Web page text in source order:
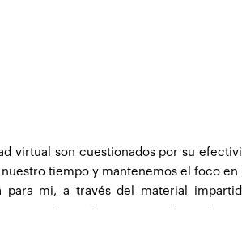
coordinador académico
motivación fue muy valiosa en
y redunda en grandes beneficios."
virtual son cuestionados por su
tiempo y mantenemos el foco en
para mi, a través del material
en el mundo empresarial actual y